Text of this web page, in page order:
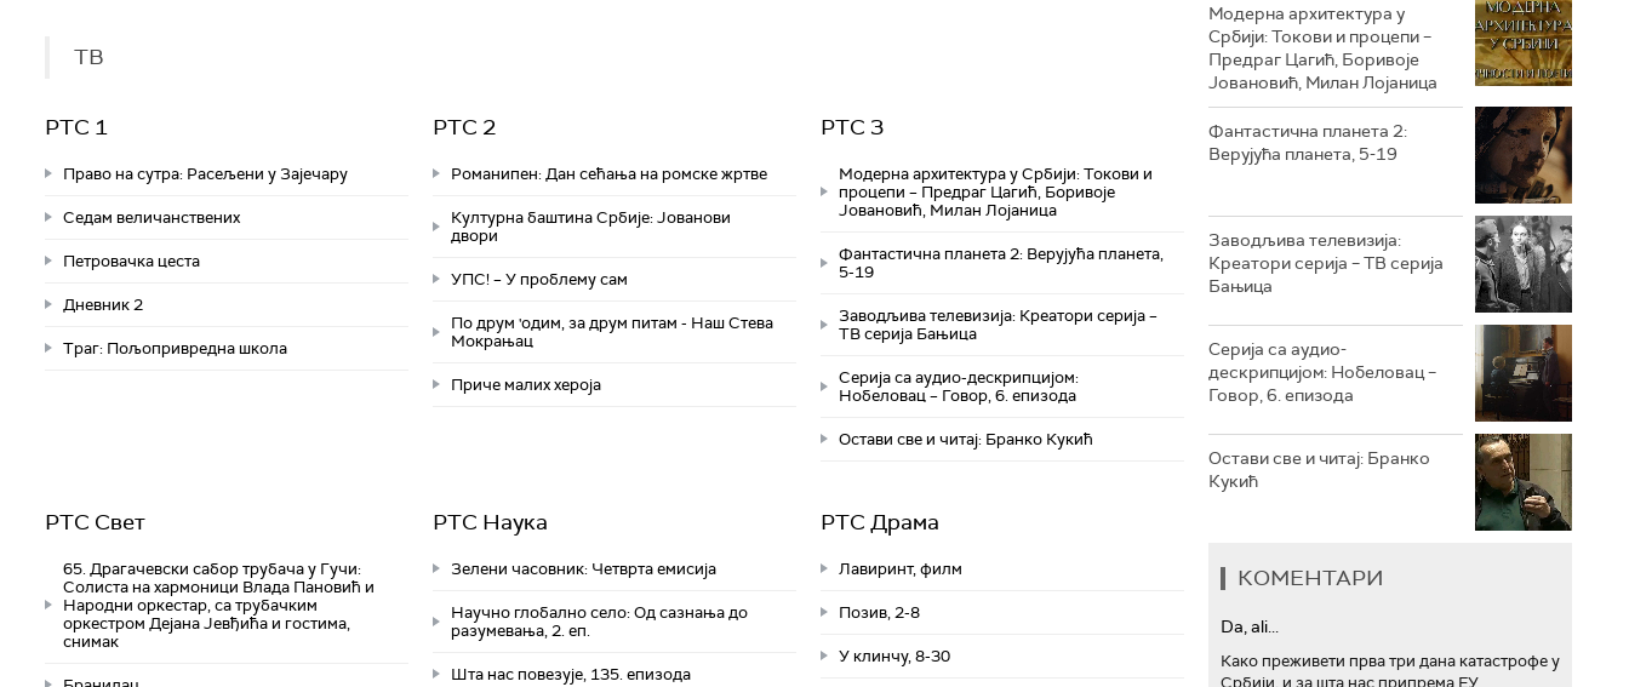
ТВ
РТС 1
Право на сутра: Расељени у Зајечару
Седам величанствених
Петровачка цеста
Дневник 2
Траг: Пољопривредна школа
РТС 2
Романипен: Дан сећања на ромске жртве
Културна баштина Србије: Јованови
двори
УПС! – У проблему сам
По друм 'одим, за друм питам - Наш Стева
Мокрањац
Приче малих хероја
РТС 3
Модерна архитектура у Србији: Токови и
процепи – Предраг Цагић, Боривоје
Јовановић, Милан Лојаница
Фантастична планета 2: Верујућа планета,
5-19
Заводљива телевизија: Креатори серија –
ТВ серија Бањица
Серија са аудио-дескрипцијом:
Нобеловац – Говор, 6. епизода
Остави све и читај: Бранко Кукић
РТС Свет
65. Драгачевски сабор трубача у Гучи:
Солиста на хармоници Влада Пановић и
Народни оркестар, са трубачким
оркестром Дејана Јевђића и гостима,
снимак
РТС Наука
Зелени часовник: Четврта емисија
Научно глобално село: Од сазнања до
разумевања, 2. еп.
Шта нас повезује, 135. епизода
РТС Драма
Лавиринт, филм
Позив, 2-8
У клинчу, 8-30
РТС ЖИВОТ
РТС КЛАСИКА
РТС МУЗИКА
РТС ПОЛЕТАРАЦ
Модерна архитектура у
Србији: Токови и процепи –
Предраг Цагић, Боривоје
Јовановић, Милан Лојаница
Фантастична планета 2:
Верујућа планета, 5-19
Заводљива телевизија:
Креатори серија – ТВ серија
Бањица
Серија са аудио-
дескрипцијом: Нобеловац –
Говор, 6. епизода
Остави све и читај: Бранко
Кукић
КОМЕНТАРИ
Da, ali...
Како преживети прва три дана катастрофе у
Србији, и за шта нас припрема ЕУ